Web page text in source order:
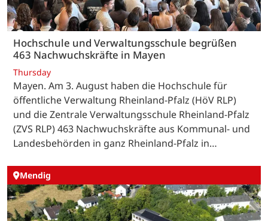
Hochschule und Verwaltungsschule begrüßen
463 Nachwuchskräfte in Mayen
Thursday
Mayen. Am 3. August haben die Hochschule für
öffentliche Verwaltung Rheinland-Pfalz (HöV RLP)
und die Zentrale Verwaltungsschule Rheinland-Pfalz
(ZVS RLP) 463 Nachwuchskräfte aus Kommunal- und
Landesbehörden in ganz Rheinland-Pfalz in…
Mendig